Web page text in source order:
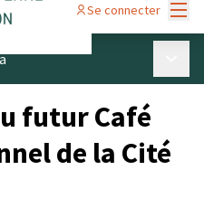
Se connecter
futur Café
de la Cité